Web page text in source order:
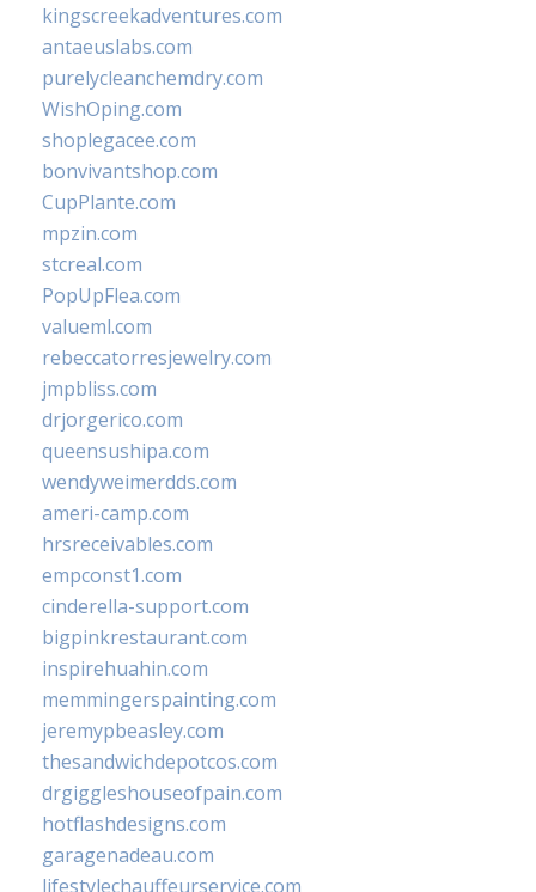
kingscreekadventures.com
antaeuslabs.com
purelycleanchemdry.com
WishOping.com
shoplegacee.com
bonvivantshop.com
CupPlante.com
mpzin.com
stcreal.com
PopUpFlea.com
valueml.com
rebeccatorresjewelry.com
jmpbliss.com
drjorgerico.com
queensushipa.com
wendyweimerdds.com
ameri-camp.com
hrsreceivables.com
empconst1.com
cinderella-support.com
bigpinkrestaurant.com
inspirehuahin.com
memmingerspainting.com
jeremypbeasley.com
thesandwichdepotcos.com
drgiggleshouseofpain.com
hotflashdesigns.com
garagenadeau.com
lifestylechauffeurservice.com